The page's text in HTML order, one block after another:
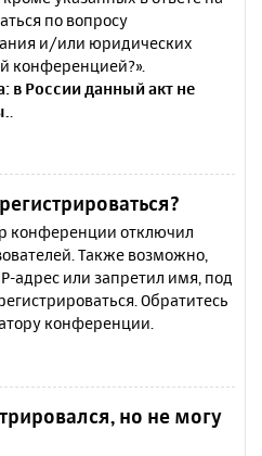
по вопросу
и/или юридических
конференцией?».
в России данный акт не
конференции отключил
Также возможно,
адрес или запретил имя, под
Обратитесь
конференции.
но не могу